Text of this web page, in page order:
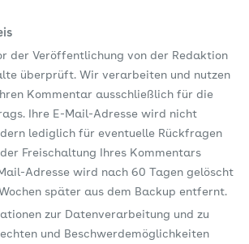
der Veröffentlichung von der Redaktion
überprüft. Wir verarbeiten und nutzen
Kommentar ausschließlich für die
Ihre E-Mail-Adresse wird nicht
lediglich für eventuelle Rückfragen
Freischaltung Ihres Kommentars
Adresse wird nach 60 Tagen gelöscht
später aus dem Backup entfernt.
zur Datenverarbeitung und zu
und Beschwerdemöglichkeiten